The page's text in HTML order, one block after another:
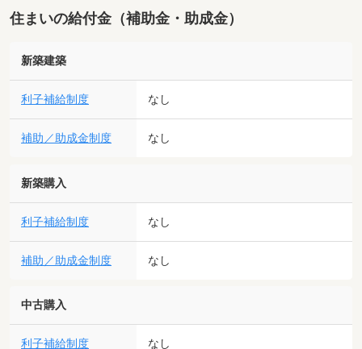
住まいの給付金（補助金・助成金）
新築建築
利子補給制度 なし
補助／助成金制度 なし
新築購入
利子補給制度 なし
補助／助成金制度 なし
中古購入
利子補給制度 なし